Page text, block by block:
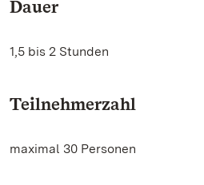
Dauer
1,5 bis 2 Stunden
Teilnehmerzahl
maximal 30 Personen